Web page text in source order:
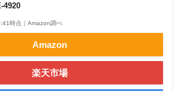
4920
時点｜Amazon調べ
Amazon
楽天市場